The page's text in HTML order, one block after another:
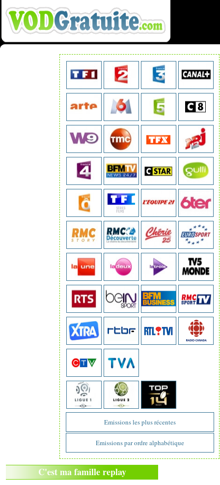
Emissions les plus récentes
Emissions par ordre alphabétique
C'est ma famille replay